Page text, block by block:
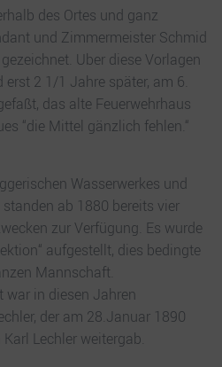
des Ortes und ganz
und Zimmermeister Schmid
Uber diese Vorlagen
2 1/1 Jahre später, am 6.
das alte Feuerwehrhaus
“die Mittel gänzlich fehlen.“
Wasserwerkes und
ab 1880 bereits vier
zur Verfügung. Es wurde
aufgestellt, dies bedingte
Mannschaft.
war in diesen Jahren
der am 28.Januar 1890
Lechler weitergab.